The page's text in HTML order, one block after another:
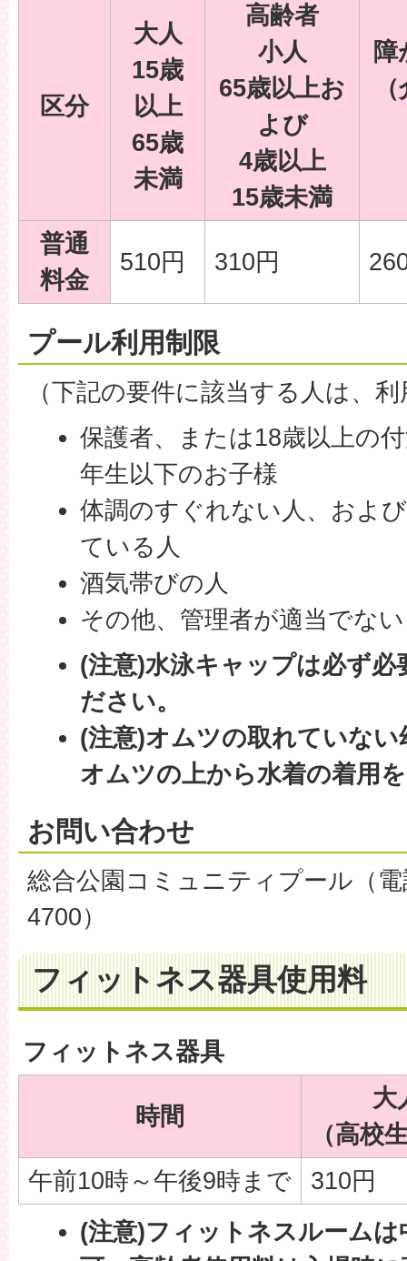
区分
大人
15歳
以上
65歳
未満
高齢者
小人
65歳以上お
よび
4歳以上
15歳未満
障
普通
料金
510円 310円
プール利用制限
（下記の要件に該当する人は、
保護者、または18歳以上の
年生以下のお子様
体調のすぐれない人、およ
ている人
酒気帯びの人
その他、管理者が適当でな
(注意)水泳キャップは必ず
ださい。
(注意)オムツの取れていな
オムツの上から水着の着用
お問い合わせ
総合公園コミュニティプール（
4700）
フィットネス器具使用料
フィットネス器具
時間
大
（高校
午前10時～午後9時まで
310円
(注意)フィットネスルームは